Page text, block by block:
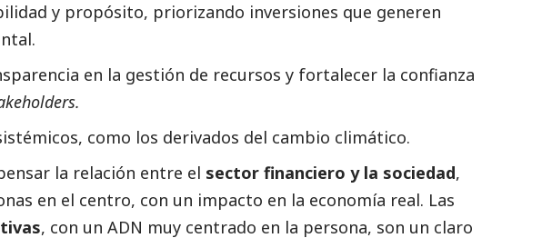
y propósito, priorizando inversiones que generen
en la gestión de recursos y fortalecer la confianza
como los derivados del cambio climático.
la relación entre el sector financiero y la sociedad,
en el centro, con un impacto en la economía real. Las
, con un ADN muy centrado en la persona, son un claro